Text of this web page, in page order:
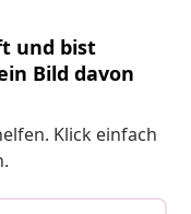
und bist
Bild davon
Klick einfach